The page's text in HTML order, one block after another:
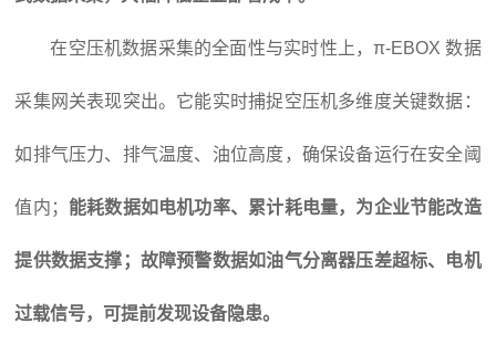
在空压机数据采集的全面性与实时性上，π-EBOX 数据
采集网关表现突出。它能实时捕捉空压机多维度关键数据：
如排气压力、排气温度、油位高度，确保设备运行在安全阈
值内； 能耗数据如电机功率、累计耗电量，为企业节能改造
提供数据支撑；故障预警数据如油气分离器压差超标、电机
过载信号，可提前发现设备隐患。